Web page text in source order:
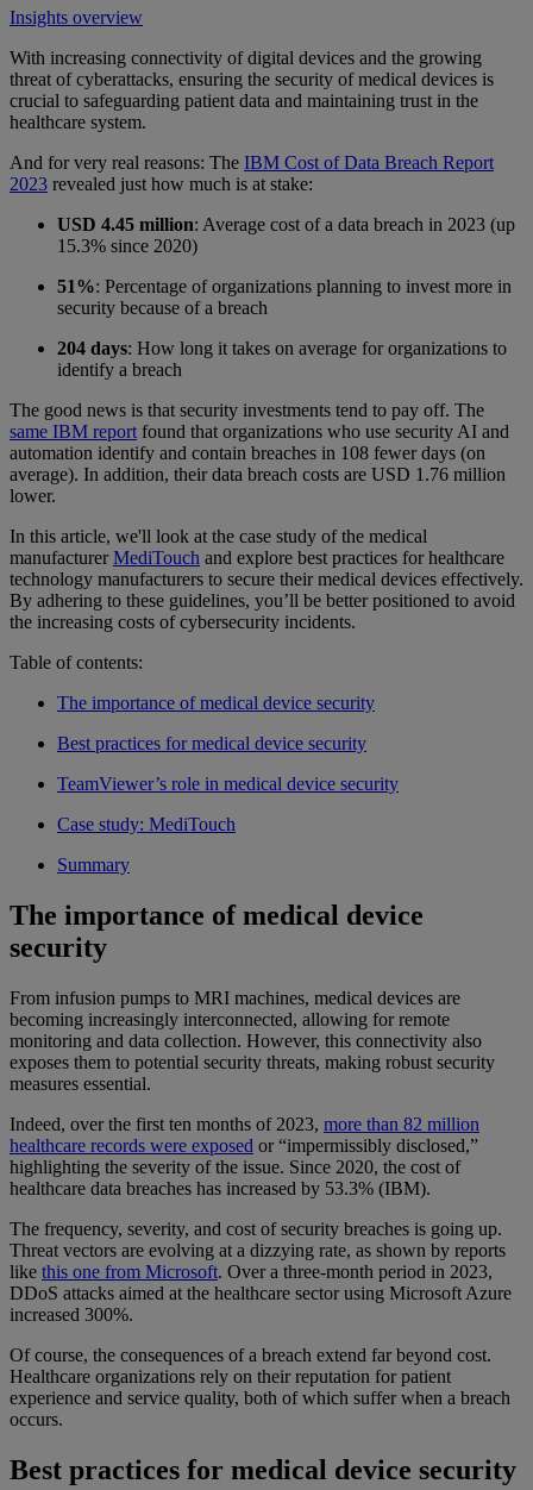
Insights overview
With increasing connectivity of digital devices and the growing
threat of cyberattacks, ensuring the security of medical devices is
crucial to safeguarding patient data and maintaining trust in the
healthcare system.
And for very real reasons: The IBM Cost of Data Breach Report
2023 revealed just how much is at stake:
USD 4.45 million: Average cost of a data breach in 2023 (up
15.3% since 2020)
51%: Percentage of organizations planning to invest more in
security because of a breach
204 days: How long it takes on average for organizations to
identify a breach
The good news is that security investments tend to pay off. The
same IBM report found that organizations who use security AI and
automation identify and contain breaches in 108 fewer days (on
average). In addition, their data breach costs are USD 1.76 million
lower.
In this article, we'll look at the case study of the medical
manufacturerMediTouch and explore best practices for healthcare
technology manufacturers to secure their medical devices effectively.
By adhering to these guidelines, you’ll be better positioned to avoid
the increasing costs of cybersecurity incidents.
Table of contents:
The importance of medical device security
Best practices for medical device security
TeamViewer’s role in medical device security
Case study: MediTouch
Summary
The importance of medical device
security
From infusion pumps to MRI machines, medical devices are
becoming increasingly interconnected, allowing for remote
monitoring and data collection. However, this connectivity also
exposes them to potential security threats, making robust security
measures essential.
Indeed, over the first ten months of 2023, more than 82 million
healthcare records were exposed or “impermissibly disclosed,”
highlighting the severity of the issue. Since 2020, the cost of
healthcare data breaches has increased by 53.3% (IBM).
The frequency, severity, and cost of security breaches is going up.
Threat vectors are evolving at a dizzying rate, as shown by reports
like this one from Microsoft. Over a three-month period in 2023,
DDoS attacks aimed at the healthcare sector using Microsoft Azure
increased 300%.
Of course, the consequences of a breach extend far beyond cost.
Healthcare organizations rely on their reputation for patient
experience and service quality, both of which suffer when a breach
occurs.
Best practices for medical device security